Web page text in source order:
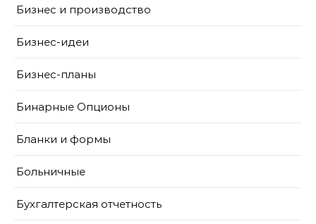
Бизнес и производство
Бизнес-идеи
Бизнес-планы
Бинарные Опционы
Бланки и формы
Больничные
Бухгалтерская отчетность